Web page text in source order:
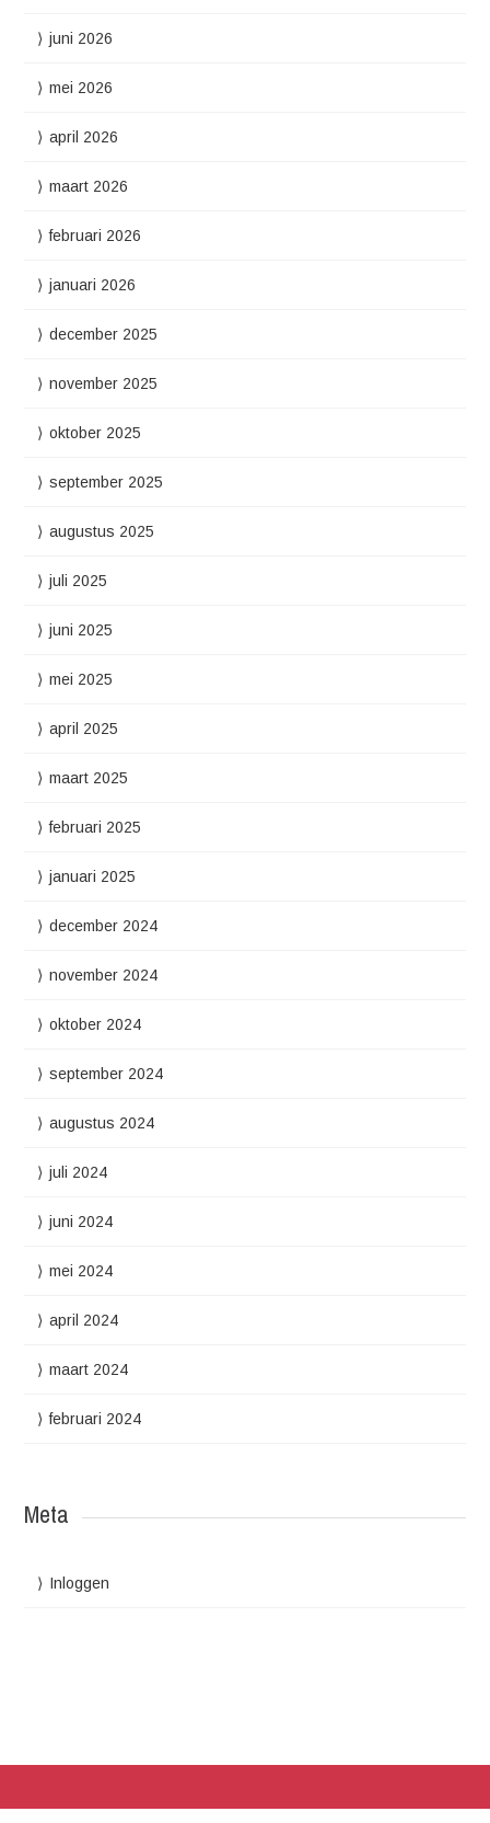
juni 2026
mei 2026
april 2026
maart 2026
februari 2026
januari 2026
december 2025
november 2025
oktober 2025
september 2025
augustus 2025
juli 2025
juni 2025
mei 2025
april 2025
maart 2025
februari 2025
januari 2025
december 2024
november 2024
oktober 2024
september 2024
augustus 2024
juli 2024
juni 2024
mei 2024
april 2024
maart 2024
februari 2024
Meta
Inloggen